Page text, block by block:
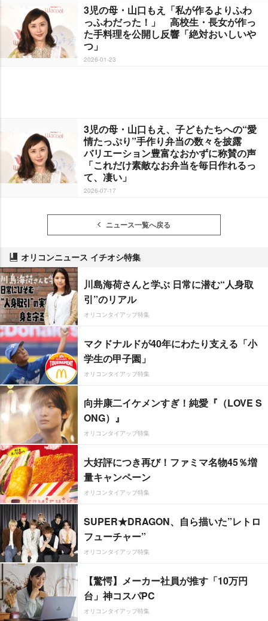
3児の母・山口もえ「私が作るよりふわ
っふわだった！」 高校生・長女が作っ
た手料理を公開し反響「絶対おいしい
つ」
2026-01-23
3児の母・山口もえ、子どもたちへの“愛
情たっぷり”手作り弁当の数々を披露
バリエーション豊富なおかずに称賛の声
「これだけ素敵なお弁当を毎日作れるっ
て、凄い」
2026-07-17
ニュース一覧へ戻る
オリコンニュース イチオシ特集
川島海荷さんと学ぶ 日常に潜む“人身取
引”のリアル
オリコンタイアップ特集
マクドナルドが40年にわたり支える「小
学生の甲子園」
オリコンタイアップ特集
向井康二イケメンすぎ！純愛『（LOVE S
ONG）』
オリコンタイアップ特集
大好評につき再び！ファミマ名物45％増
量キャンペーン
オリコンタイアップ特集
SUPER★DRAGON、自ら描いた”レトロ
フューチャー”
オリコンタイアップ特集
【驚愕】メーカー社員が推す「10万円
台」神コスパPC
オリコンタイアップ特集